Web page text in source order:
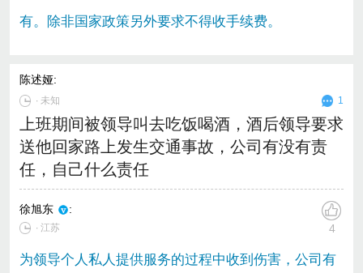
有。除非国家政策另外要求不得收手续费。
陈述娅:
∙ 未知 1
上班期间被领导叫去吃饭喝酒，酒后领导要求
送他回家路上发生交通事故，公司有没有责
任，自己什么责任
徐旭东 :
∙ 江苏 4
为领导个人私人提供服务的过程中收到伤害，公司有